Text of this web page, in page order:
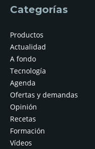
Categorías
Productos
Actualidad
A fondo
Tecnología
Agenda
Ofertas y demandas
Opinión
Recetas
Formación
Vídeos